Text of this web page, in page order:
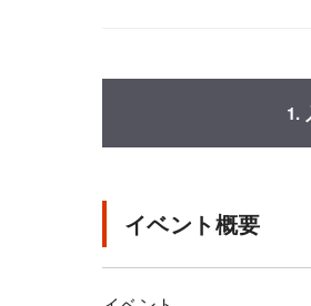
1.
イベント概要